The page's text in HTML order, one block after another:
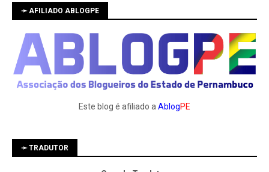
➛ AFILIADO ABLOGPE
Este blog é afiliado aAblogPE
➛ TRADUTOR